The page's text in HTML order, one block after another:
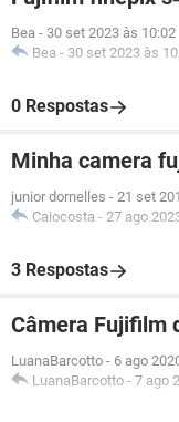
Bea - 30 set 2023 às 10:02
Bea - 30 set 2023 às
0 Respostas
Minha camera
junior dornelles - 21 set
Caiocosta - 27 ago
3 Respostas
Câmera Fujifilm
LuanaBarcotto - 6 ago
LuanaBarcotto - 7 ago